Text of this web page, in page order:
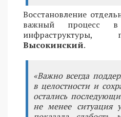
Восстановление
важный процесс
Высокинский.
«Важно всегда
в целостности и
остались
не менее ситуация